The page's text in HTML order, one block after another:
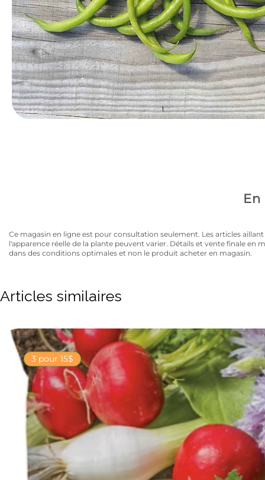
Ce magasin en ligne est pour consultation seulement. Les articles
l'apparence réelle de la plante peuvent varier. Détails et vente finale
dans des conditions optimales et non le produit acheter en magasin.
Articles similaires
3 pour 15$